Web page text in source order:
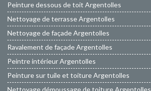
Peinture dessous de toit Argentolles
Nettoyage de terrasse Argentolles
Nettoyage de façade Argentolles
Ravalement de façade Argentolles
Peintre intérieur Argentolles
Peinture sur tuile et toiture Argentolles
Nettoyage démoussage de toiture Argentolles